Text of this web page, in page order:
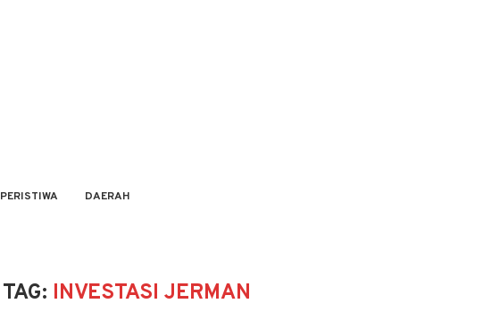
PERISTIWA DAERAH
TAG: INVESTASI JERMAN